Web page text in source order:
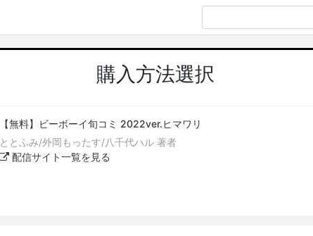
購入方法選択
【無料】ビーボーイ旬コミ 2022ver.ヒマワリ
ととふみ/外岡もったす/八千代ハル 著者
配信サイト一覧を見る